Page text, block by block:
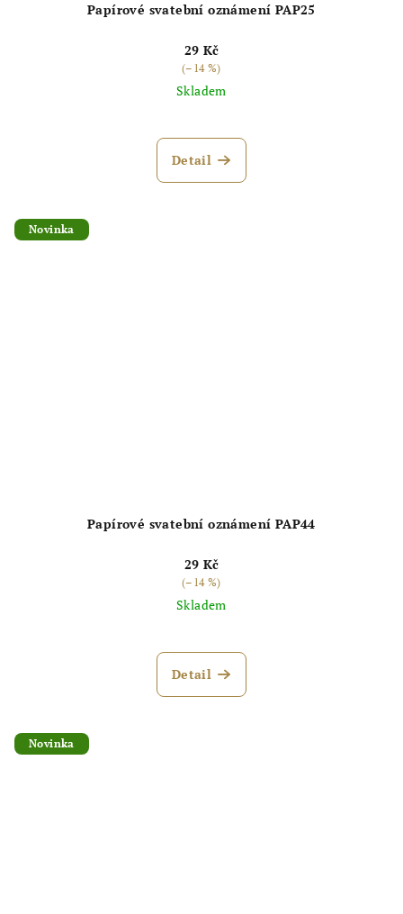
Papírové svatební oznámení PAP25
29 Kč
(–14 %)
Skladem
hodnocení
produktu
Detail
Novinka
Papírové svatební oznámení PAP44
29 Kč
(–14 %)
Skladem
Detail
Novinka